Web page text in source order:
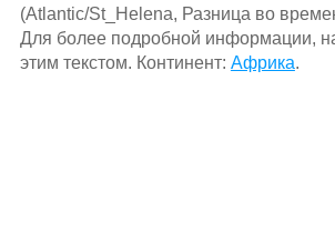
(Atlantic/St_Helena, Разница во
Для более подробной информации,
этим текстом. Континент: Африка.